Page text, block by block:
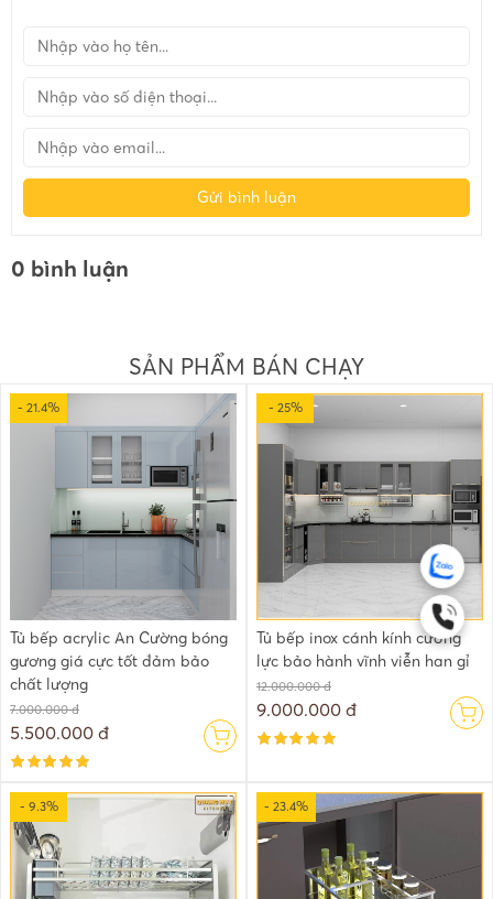
Gửi bình luận
0 bình luận
SẢN PHẨM BÁN CHẠY
- 21.4%
Tủ bếp acrylic An Cường bóng
gương giá cực tốt đảm bảo
chất lượng
7.000.000 đ
5.500.000 đ
- 25%
Tủ bếp inox cánh kính cường
lực bảo hành vĩnh viễn han gỉ
12.000.000 đ
9.000.000 đ
- 9.3% - 23.4%